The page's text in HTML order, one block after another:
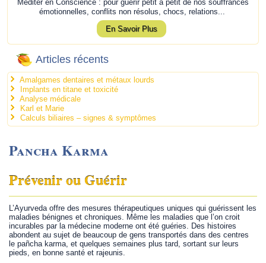
Méditer en Conscience : pour guérir petit à petit de nos souffrances
émotionnelles, conflits non résolus, chocs, relations...
En Savoir Plus
Articles récents
Amalgames dentaires et métaux lourds
Implants en titane et toxicité
Analyse médicale
Karl et Marie
Calculs biliaires – signes & symptômes
Pancha Karma
Prévenir ou Guérir
L’Ayurveda offre des mesures thérapeutiques uniques qui guérissent les
maladies bénignes et chroniques. Même les maladies que l’on croit
incurables par la médecine moderne ont été guéries. Des histoires
abondent au sujet de beaucoup de gens transportés dans des centres
le pañcha karma, et quelques semaines plus tard, sortant sur leurs
pieds, en bonne santé et rajeunis.